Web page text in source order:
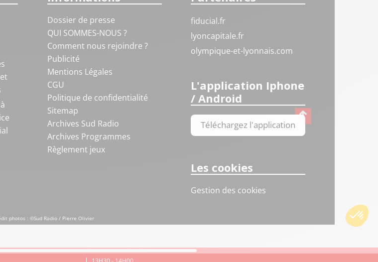
Dossier de presse
QUI SOMMES-NOUS ?
Comment nous rejoindre ?
Publicité
Mentions Légales
CGU
Politique de confidentialité
Sitemap
Archives Sud Radio
Archives Programmes
Règlement jeux
fiducial.fr
lyoncapitale.fr
olympique-et-lyonnais.com
L'application Iphone
/ Android
Téléchargez l'application
Les cookies
Gestion des cookies
photos : ©Sud Radio / Pierre Olivier